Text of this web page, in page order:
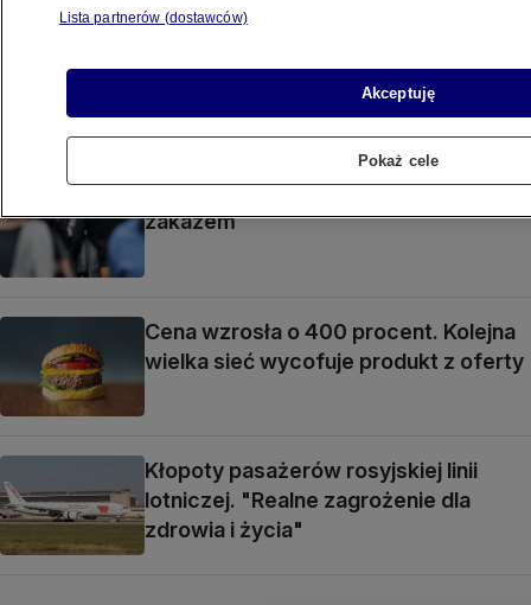
Popularna chińska aplikacja z kolejnym
zakazem
Cena wzrosła o 400 procent. Kolejna
wielka sieć wycofuje produkt z oferty
Kłopoty pasażerów rosyjskiej linii
lotniczej. "Realne zagrożenie dla
zdrowia i życia"
Lista partnerów (dostawców)
Akceptuję
Pokaż cele